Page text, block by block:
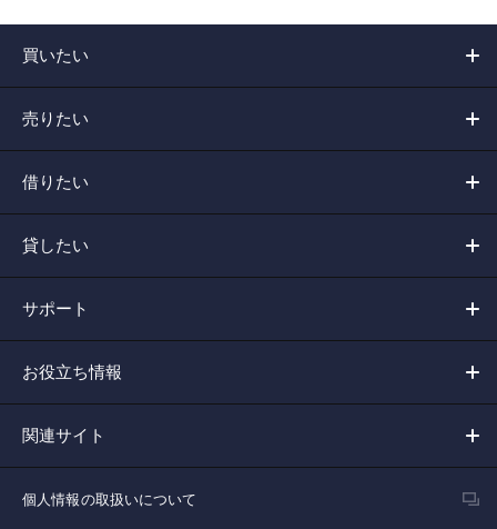
買いたい
売りたい
借りたい
貸したい
サポート
お役立ち情報
関連サイト
個人情報の取扱いについて